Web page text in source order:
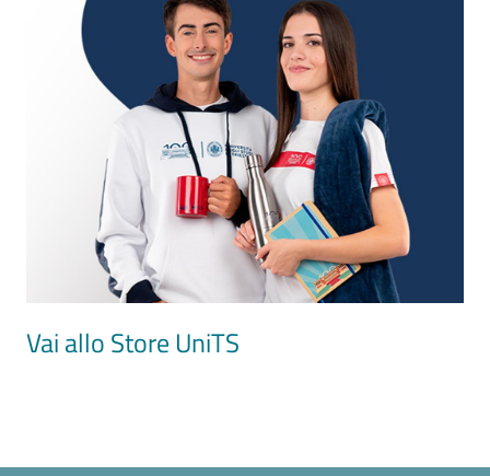
Vai allo Store UniTS